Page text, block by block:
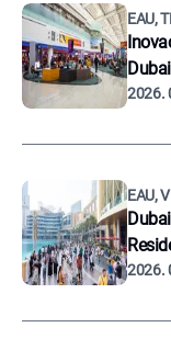
EAU,
Dubai
2026.
EAU,
2026.